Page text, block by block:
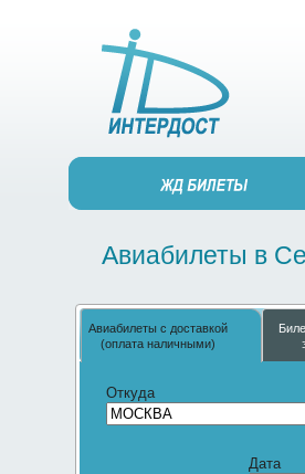
Авиабилеты в
Авиабилеты с доставкой
(оплата наличными)
Откуда
Дата